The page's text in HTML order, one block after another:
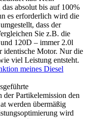
absolut bis auf 100%
es erforderlich wird die
dass der
Sie z.B. die
120D – immer 2.0l
identische Motor. Nur die
viel Leistung entsteht.
meines Diesel
Partikelemission den
werden übermäßig
wird